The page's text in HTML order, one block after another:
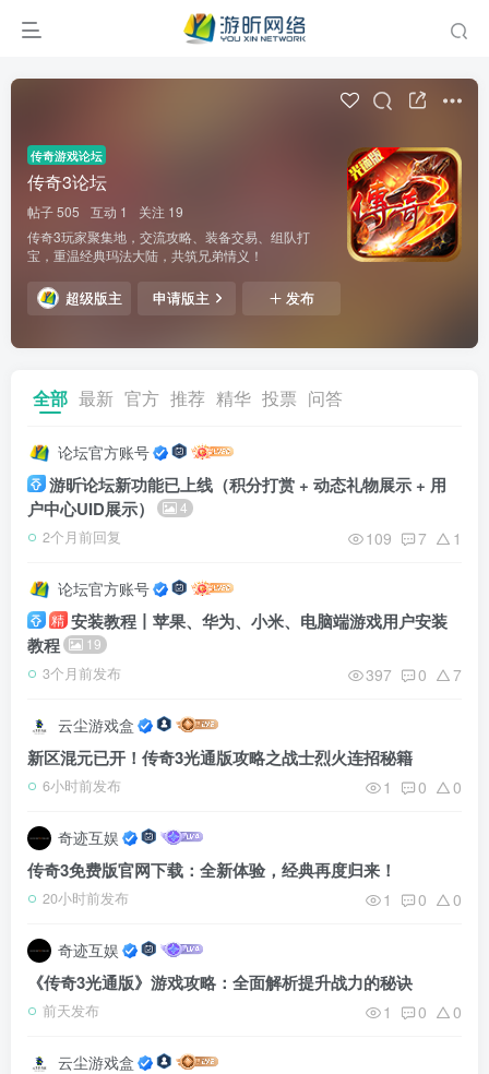
传奇游戏论坛
传奇3论坛
帖子 505 互动 1
关注 19
传奇3玩家聚集地，交流攻略、装备交易、组队打
宝，重温经典玛法大陆，共筑兄弟情义！
超级版主 申请版主 发布
全部 最新 官方 推荐 精华 投票 问答
论坛官方账号
游昕论坛新功能已上线（积分打赏 + 动态礼物展示 + 用
户中心UID展示）
4
2个月前回复 109 7 1
论坛官方账号
精 安装教程丨苹果、华为、小米、电脑端游戏用户安装
教程
19
3个月前发布 397 0 7
云尘游戏盒
新区混元已开！传奇3光通版攻略之战士烈火连招秘籍
6小时前发布 1 0 0
奇迹互娱
传奇3免费版官网下载：全新体验，经典再度归来！
20小时前发布 1 0 0
奇迹互娱
《传奇3光通版》游戏攻略：全面解析提升战力的秘诀
前天发布 1 0 0
云尘游戏盒